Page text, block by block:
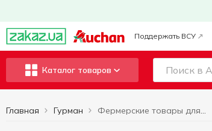
Поддержать ВСУ
Каталог товаров
Главная Гурман Фермерские товары для Гурманов